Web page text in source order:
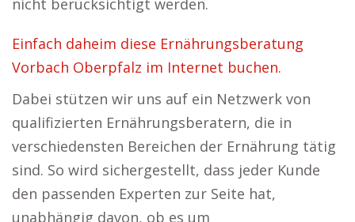
nicht berücksichtigt werden.
Einfach daheim diese Ernährungsberatung
Vorbach Oberpfalz im Internet buchen.
Dabei stützen wir uns auf ein Netzwerk von
qualifizierten Ernährungsberatern, die in
verschiedensten Bereichen der Ernährung tätig
sind. So wird sichergestellt, dass jeder Kunde
den passenden Experten zur Seite hat,
unabhängig davon, ob es um